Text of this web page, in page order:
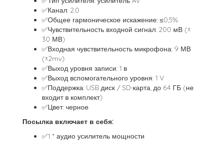
✅Канал: 2.0
✅Общее гармоническое искажение: ≤0,5%
✅Чувствительность входной сигнал: 200 мВ (±
30 МВ)
✅Входная чувствительность микрофона: 9 МВ
(±2mv)
✅Выход уровня записи: 1 в
✅Выход вспомогательного уровня: 1 V
✅Поддержка: USB диск / SD-карта, до 64 ГБ (не
входит в комплект)
✅Цвет: черное
Посылка включает в себя:
✅1 * аудио усилитель мощности